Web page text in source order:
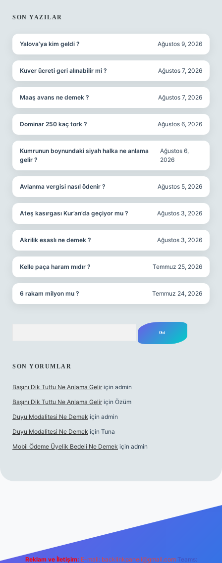
SON YAZILAR
Yalova’ya kim geldi ? Ağustos 9, 2026
Kuver ücreti geri alınabilir mi ? Ağustos 7, 2026
Maaş avans ne demek ? Ağustos 7, 2026
Dominar 250 kaç tork ? Ağustos 6, 2026
Kumrunun boynundaki siyah halka ne anlama
gelir ?
Ağustos 6,
2026
Avlanma vergisi nasıl ödenir ? Ağustos 5, 2026
Ateş kasırgası Kur’an’da geçiyor mu ? Ağustos 3, 2026
Akrilik esaslı ne demek ? Ağustos 3, 2026
Kelle paça haram mıdır ? Temmuz 25, 2026
6 rakam milyon mu ? Temmuz 24, 2026
SON YORUMLAR
Başını Dik Tuttu Ne Anlama Gelir için admin
Başını Dik Tuttu Ne Anlama Gelir için Özüm
Duyu Modalitesi Ne Demek için admin
Duyu Modalitesi Ne Demek için Tuna
Mobil Ödeme Üyelik Bedeli Ne Demek için admin
Reklam ve İletişim: E-mail: backlinkpaneli@gmail.com Teams: